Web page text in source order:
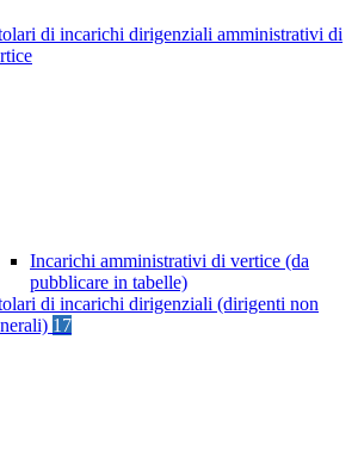
di incarichi dirigenziali amministrativi di
Incarichi amministrativi di vertice (da
pubblicare in tabelle)
di incarichi dirigenziali (dirigenti non
17